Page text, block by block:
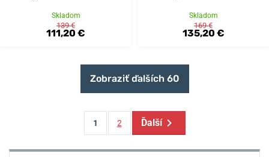
Skladom
139 €
111,20 €
Skladom
169 €
135,20 €
Zobraziť ďalších 60
1 2 Ďalší